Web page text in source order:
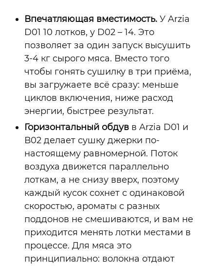
Впечатляющая вместимость.У Arzia
D01 10 лотков, у D02 –14. Это
позволяет за один запуск высушить
3-4 кг сырого мяса. Вместо того
чтобы гонять сушилку в три приёма,
вы загружаете всё сразу: меньше
циклов включения, ниже расход
энергии, быстрее результат.
Горизонтальный обдувв Arzia D01 и
В02 делает сушку джерки по-
настоящему равномерной. Поток
воздуха движется параллельно
лоткам, а не снизу вверх, поэтому
каждый кусок сохнет с одинаковой
скоростью, ароматы с разных
поддонов не смешиваются, и вам не
приходится менять лотки местами в
процессе. Для мяса это
принципиально: волокна отдают